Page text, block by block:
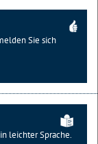
Sie sich
leichter Sprache.